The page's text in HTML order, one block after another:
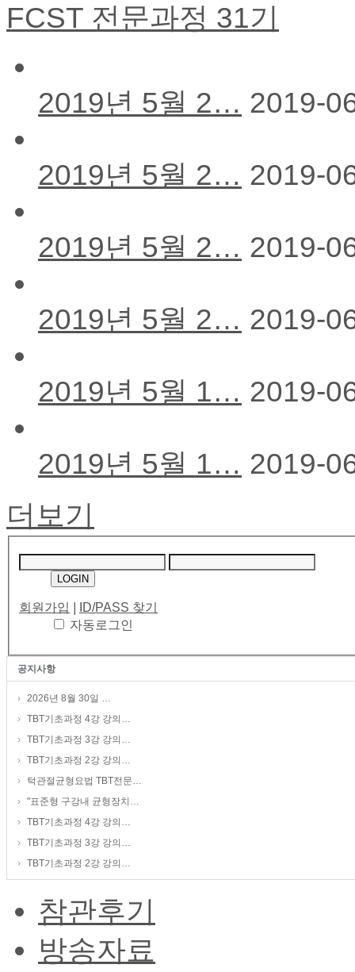
FCST 전문과정 31기
2019년 5월 2… 2019-
2019년 5월 2… 2019-
2019년 5월 2… 2019-
2019년 5월 2… 2019-
2019년 5월 1… 2019-
2019년 5월 1… 2019-
더보기
회원가입
ID/PASS 찾기
자동로그인
공지사항
› 2026년 8월 30일 …
› TBT기초과정 4강 강의…
› TBT기초과정 3강 강의…
› TBT기초과정 2강 강의…
›
턱관절균형요법 TBT전문…
› "표준형 구강내 균형장치…
› TBT기초과정 4강 강의…
› TBT기초과정 3강 강의…
› TBT기초과정 2강 강의…
참관후기
방송자료